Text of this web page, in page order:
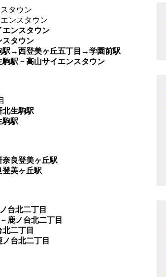
タウン
ンスタウン
ンスタウン
タウン
→西登美ヶ丘五丁目→学園前駅
駅－高山サイエンスタウン
生駒駅
駒駅
良登美ヶ丘駅
美ヶ丘駅
台北二丁目
鹿ノ台北二丁目
二丁目
台北二丁目